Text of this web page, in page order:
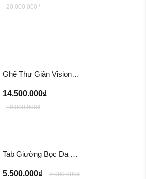
20.000.000₫
Ghế Thư Giãn Visionnaire Adele Armchair SFD11
14.500.000₫
19.000.000₫
Tab Giường Bọc Da EINES Nightstand Table TG122
5.500.000₫ 8.000.000₫